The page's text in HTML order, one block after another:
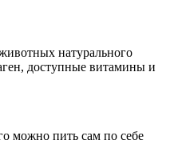
натурального
доступные витамины и
можно пить сам по себе